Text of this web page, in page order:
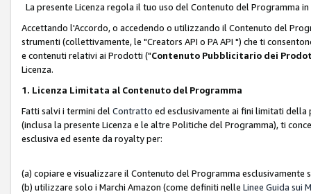
La presente Licenza regola il tuo uso del Contenuto del Programma
Accettando l'Accordo, o accedendo o utilizzando il Contenuto del
strumenti (collettivamente, le "Creators API o PA API ") che ti
e contenuti relativi ai Prodotti ("Contenuto Pubblicitario dei
Licenza.
1. Licenza Limitata al Contenuto del Programma
Fatti salvi i termini del Contratto ed esclusivamente ai fini limitati
(inclusa la presente Licenza e le altre Politiche del Programma), ti
esclusiva ed esente da royalty per:
(a) copiare e visualizzare il Contenuto del Programma esclusivamente
(b) utilizzare solo i Marchi Amazon (come definiti nelle Linee Guida sui